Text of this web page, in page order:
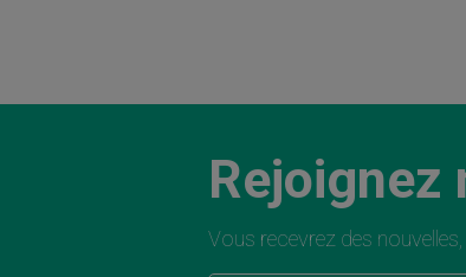
Rejoignez
Vous recevrez des